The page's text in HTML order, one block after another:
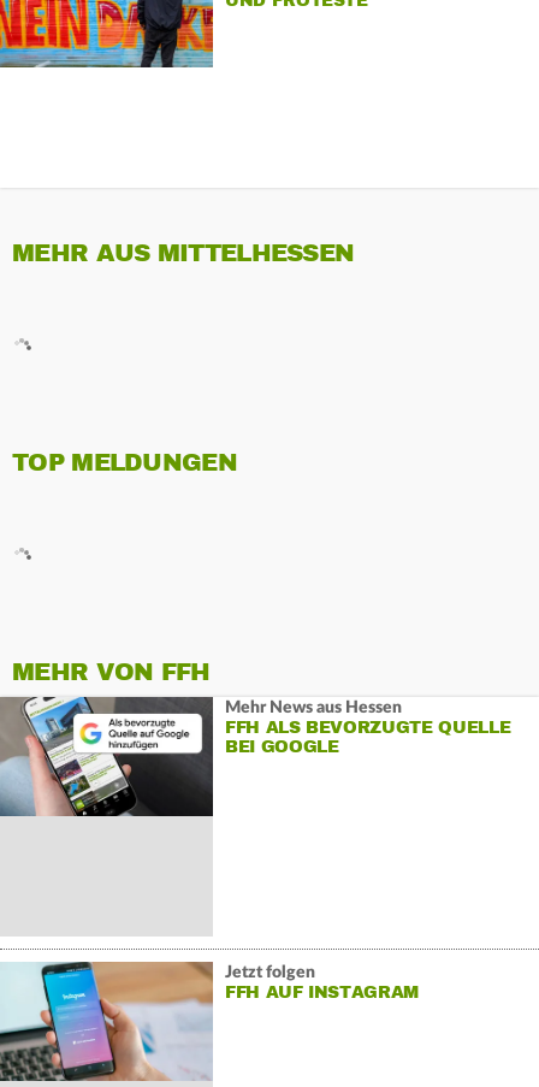
MEHR AUS MITTELHESSEN
TOP MELDUNGEN
MEHR VON FFH
Mehr News aus Hessen
FFH ALS BEVORZUGTE QUELLE
BEI GOOGLE
Jetzt folgen
FFH AUF INSTAGRAM